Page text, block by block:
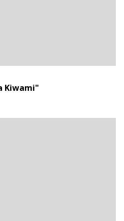
Kiwami"